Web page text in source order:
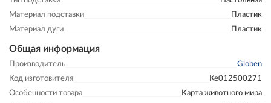
Материал подставки
Пластик
Материал дуги
Пластик
Общая информация
Производитель
Globen
Код изготовителя
Ке012500271
Особенности товара
Карта животного мира